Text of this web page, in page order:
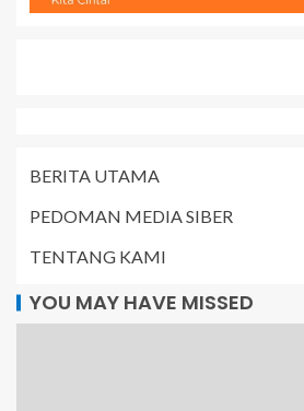
BERITA UTAMA
PEDOMAN MEDIA SIBER
TENTANG KAMI
YOU MAY HAVE MISSED